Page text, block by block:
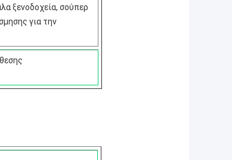
ξενοδοχεία, σούπερ
για την